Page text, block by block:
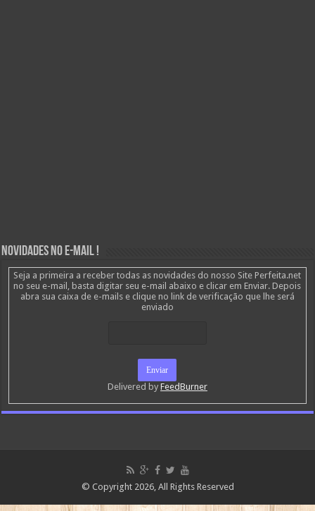
Novidades no E-mail !
Seja a primeira a receber todas as novidades do nosso Site Perfeita.net
no seu e-mail, basta digitar seu e-mail abaixo e clicar em Enviar. Depois
abra sua caixa de e-mails e clique no link de verificação que lhe será
enviado
Delivered by FeedBurner
© Copyright 2026, All Rights Reserved